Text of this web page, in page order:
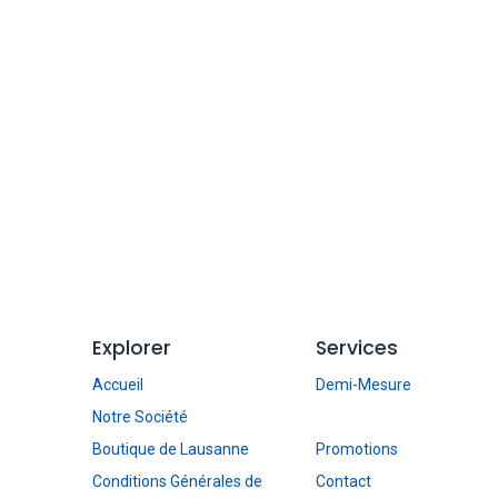
Explorer
Accueil
Notre Société
Boutique de Lausanne
Conditions Générales de
Services
Demi-Mesure
Promotions
Contact